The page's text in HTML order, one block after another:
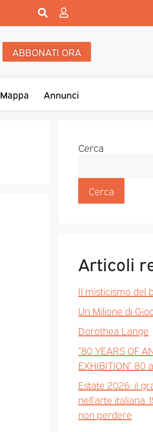
ABBONATI ORA
Mappa Annunci
Cerca
Cerca
Articoli
Il misticismo del
Un Milione di
Dorothea Lange
“80 YEARS OF
EXHIBITION” 80
Estate 2026: il
nell’arte italiana.
non perdere